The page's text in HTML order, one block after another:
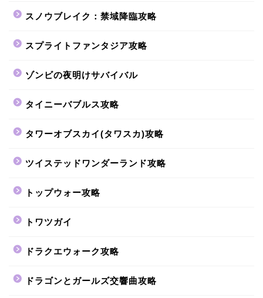
スノウブレイク：禁域降臨攻略
スプライトファンタジア攻略
ゾンビの夜明けサバイバル
タイニーバブルス攻略
タワーオブスカイ(タワスカ)攻略
ツイステッドワンダーランド攻略
トップウォー攻略
トワツガイ
ドラクエウォーク攻略
ドラゴンとガールズ交響曲攻略